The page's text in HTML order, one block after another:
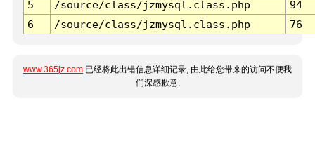
5
/source/class/jzmysql.class.php
94
6
/source/class/jzmysql.class.php 76
www.365jz.com 已经将此出错信息详细记录, 由此给您带来的访问不便我
们深感歉意.